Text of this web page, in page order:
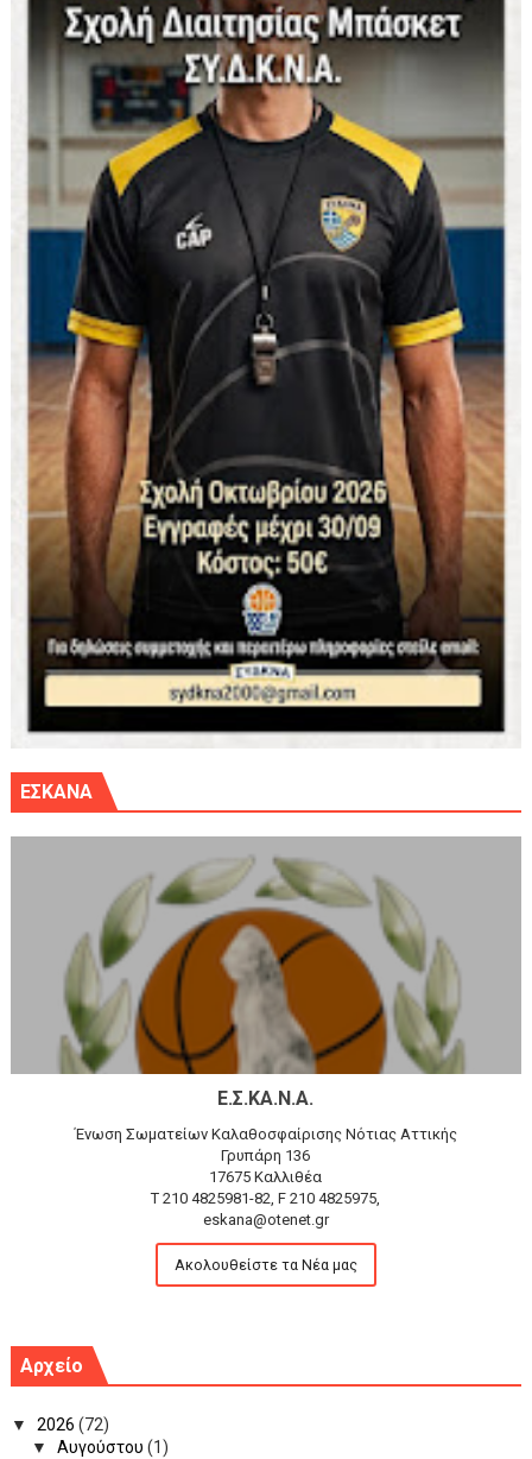
ΕΣΚΑΝΑ
Ε.Σ.ΚΑ.Ν.Α.
Ένωση Σωματείων Καλαθοσφαίρισης Νότιας Αττικής
Γρυπάρη 136
17675 Καλλιθέα
T 210 4825981-82, F 210 4825975,
eskana@otenet.gr
Ακολουθείστε τα Νέα μας
Αρχείο
▼ 2026 (72)
▼ Αυγούστου (1)